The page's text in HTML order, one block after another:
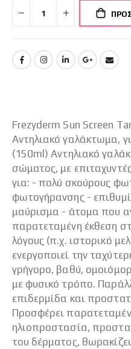
Frezyderm Sun Screen
Αντηλιακό γαλάκτωμα,
(150ml) Αντηλιακό
σώματος, με
για: - πολύ σκούρους
φωτογήρανσης -
μαύρισμα - άτομα που
παρατεταμένη έκθεση
λόγους (π.χ. ιστορικό
ενεργοποιεί την
γρήγορο, βαθύ,
με φυσικό τρόπο.
επιδερμίδα και
Προσφέρει
ηλιοπροστασία,
του δέρματος,